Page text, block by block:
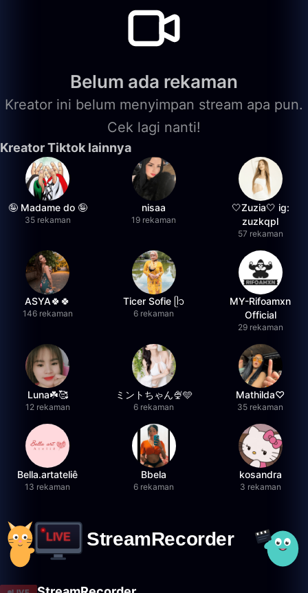
Belum ada rekaman
Kreator ini belum menyimpan stream apa pun.
Cek lagi nanti!
Kreator Tiktok lainnya
🤪 Madame do 🤪
35 rekaman
nisaa
19 rekaman
🤍Zuzia🤍 ig:
zuzkqpl
57 rekaman
ASYA🍀🍀
146 rekaman
Ticer Sofie ᥫ᭡
6 rekaman
MY-Rifoamxn
Official
29 rekaman
Luna☘️🥰
12 rekaman
ミントちゃん🍨🩵
6 rekaman
Mathilda♡︎
35 rekaman
Bella.artateliê
13 rekaman
Bbela
6 rekaman
kosandra
3 rekaman